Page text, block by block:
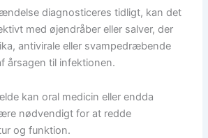
diagnosticeres tidligt, kan det
med øjendråber eller salver, der
antivirale eller svampedræbende
årsagen til infektionen.
kan oral medicin eller endda
nødvendigt for at redde
og funktion.